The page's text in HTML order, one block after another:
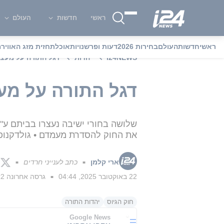
ראשי חדשות העולם
ראשיחדשותהעולםבחירות 2026 דעות ופרשנויותאוכלתחזית מזג האוויר
i24NEWS
יהדות דגל התורה על
דגל התורה על
שלושה בחורי ישיבה נעצרו בביתם
את החוק להסדרת מעמדם •
ארי קלמן ■ כתב לענייני חרדים ■
22 באוקטובר 2025, 04:44
■ גרסה אחרונה 22
חוק הגיוס יהדות התורה
Google News